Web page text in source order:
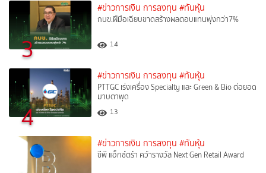
3
#ข่าวการเงิน การลงทุน #ทันหุ้น
กบข.ฝีมือเฉียบขาดสร้างผลตอบแทนพุ่งกว่า7%
14
4
#ข่าวการเงิน การลงทุน #ทันหุ้น
PTTGC เร่งเครื่อง Specialty และ Green & Bio ต่อยอด
มาบตาพุด
13
#ข่าวการเงิน การลงทุน #ทันหุ้น
ซีพี แอ็กซ์ตร้า คว้ารางวัล Next Gen Retail Award